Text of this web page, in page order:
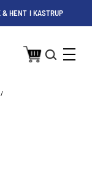
& HENT I KASTRUP
/